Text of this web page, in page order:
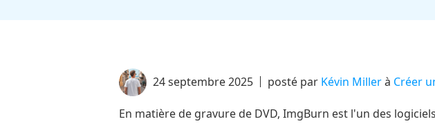
24 septembre 2025 posté par Kévin Millerà Créer
En matière de gravure de DVD, ImgBurn est l'un des